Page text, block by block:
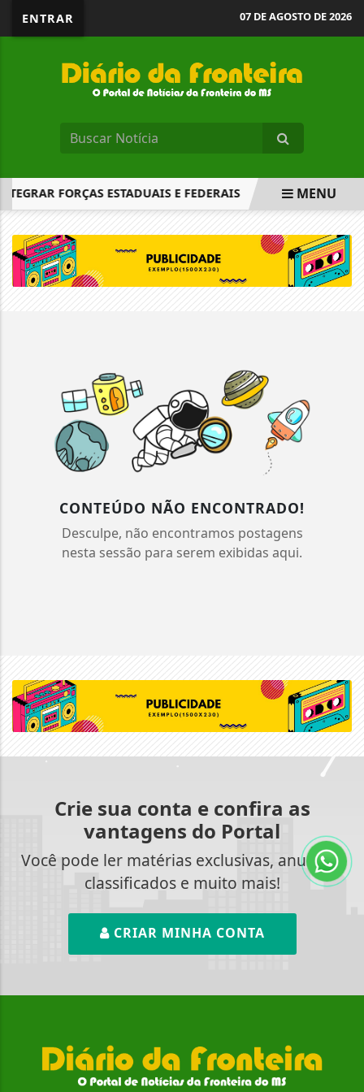
ENTRAR 07 DE AGOSTO DE 2026
FORÇAS ESTADUAIS E FEDERAIS COMISSÃO
MENU
CONTEÚDO NÃO ENCONTRADO!
Desculpe, não encontramos postagens
nesta sessão para serem exibidas aqui.
Crie sua conta e confira as
vantagens do Portal
Você pode ler matérias exclusivas, anunciar
classificados e muito mais!
CRIAR MINHA CONTA